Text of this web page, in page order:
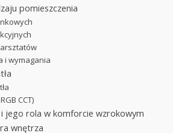
pomieszczenia
i wymagania
CCT)
i jego rola w komforcie wzrokowym
wnętrza